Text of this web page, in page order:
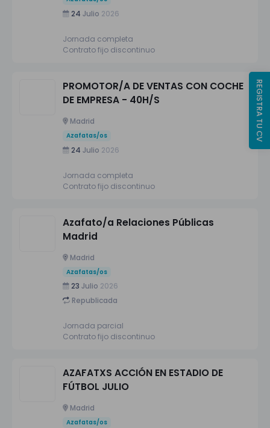
24 Julio 2026
Jornada completa
Contrato fijo discontinuo
PROMOTOR/A DE VENTAS CON COCHE
DE EMPRESA - 40H/S
Madrid
Azafatas/os
24 Julio 2026
Jornada completa
Contrato fijo discontinuo
Azafato/a Relaciones Públicas
Madrid
Madrid
Azafatas/os
23 Julio 2026
Republicada
Jornada parcial
Contrato fijo discontinuo
AZAFATXS ACCIÓN EN ESTADIO DE
FÚTBOL JULIO
Madrid
Azafatas/os
REGISTRA TU CV